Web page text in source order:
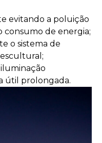
evitando a poluição
consumo de energia;
o sistema de
útil prolongada.